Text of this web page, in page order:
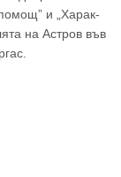
и „Харак­
на Астров във